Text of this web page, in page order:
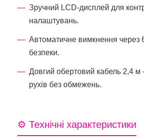
Зручний LCD-дисплей для
налаштувань.
Автоматичне вимкнення через
безпеки.
Довгий обертовий кабель 2,4
рухів без обмежень.
⚙️ Технічні характеристики